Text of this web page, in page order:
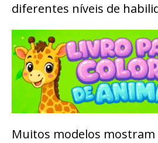
diferentes níveis de
Muitos modelos